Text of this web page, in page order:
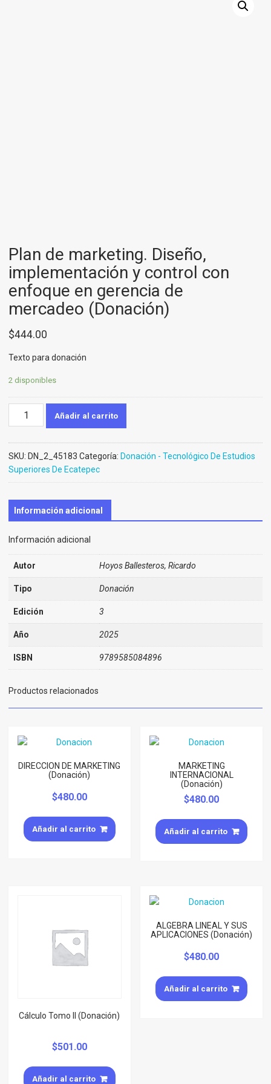
Plan de marketing. Diseño,
implementación y control con
enfoque en gerencia de
mercadeo (Donación)
$444.00
Texto para donación
2 disponibles
implementación
con
enfoque
gerencia
de
mercadeo
cantidad
Añadir al carrito
SKU: DN_2_45183 Categoría: Donación - Tecnológico De Estudios
Superiores De Ecatepec
Información adicional
Información adicional
Autor Hoyos Ballesteros, Ricardo
Tipo Donación
Edición 3
Año 2025
ISBN 9789585084896
Productos relacionados
DIRECCION DE MARKETING
(Donación)
$480.00
Añadir al carrito
MARKETING
INTERNACIONAL
(Donación)
$480.00
Añadir al carrito
Cálculo Tomo II (Donación)
$501.00
Añadir al carrito
ALGEBRA LINEAL Y SUS
APLICACIONES (Donación)
$480.00
Añadir al carrito